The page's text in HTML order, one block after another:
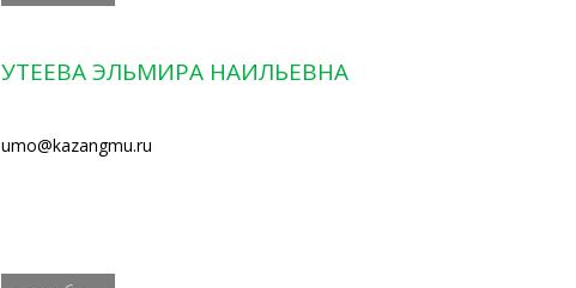
УТЕЕВА ЭЛЬМИРА НАИЛЬЕВНА
umo@kazangmu.ru